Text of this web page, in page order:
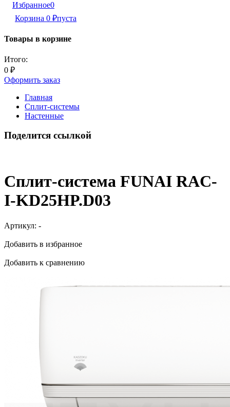
Избранное0
Корзина 0 ₽пуста
Товары в корзине
Итого:
0 ₽
Оформить заказ
Главная
Сплит-системы
Настенные
Поделится ссылкой
Сплит-система FUNAI RAC-
I-KD25HP.D03
Артикул: -
Добавить в избранное
Добавить к сравнению